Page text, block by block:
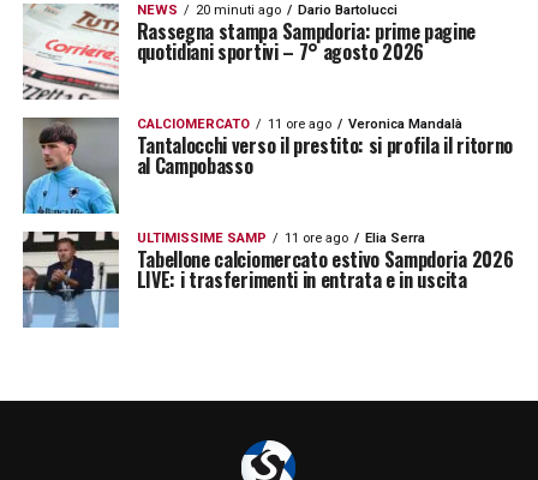
NEWS 20 minuti ago Dario Bartolucci
Rassegna stampa Sampdoria: prime pagine
quotidiani sportivi – 7° agosto 2026
CALCIOMERCATO 11 ore ago Veronica Mandalà
Tantalocchi verso il prestito: si profila il ritorno
al Campobasso
ULTIMISSIME SAMP 11 ore ago Elia Serra
Tabellone calciomercato estivo Sampdoria 2026
LIVE: i trasferimenti in entrata e in uscita